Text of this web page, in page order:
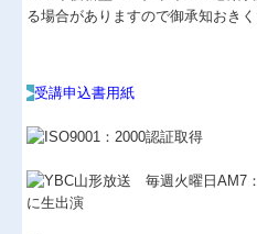
る場合がありますので御承知おきく
▸受講申込書用紙